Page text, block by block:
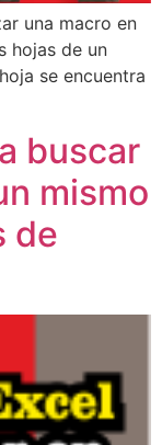
una macro en
hojas de un
se encuentra
buscar
mismo
de